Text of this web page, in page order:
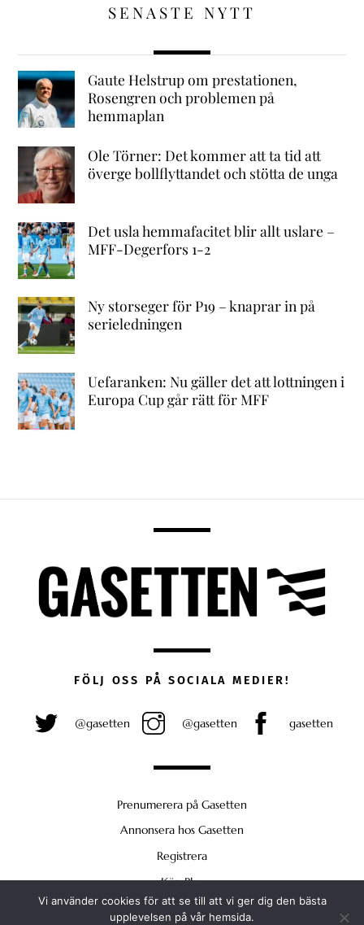
SENASTE NYTT
Gaute Helstrup om prestationen,
Rosengren och problemen på
hemmaplan
Ole Törner: Det kommer att ta tid att
överge bollflyttandet och stötta de unga
Det usla hemmafacitet blir allt uslare –
MFF-Degerfors 1-2
Ny storseger för P19 – knaprar in på
serieledningen
Uefaranken: Nu gäller det att lottningen i
Europa Cup går rätt för MFF
FÖLJ OSS PÅ SOCIALA MEDIER!
@gasetten @gasetten gasetten
Prenumerera på Gasetten
Annonsera hos Gasetten
Registrera
Köp Plus
Vi använder cookies för att se till att vi ger dig den bästa
upplevelsen på vår hemsida.